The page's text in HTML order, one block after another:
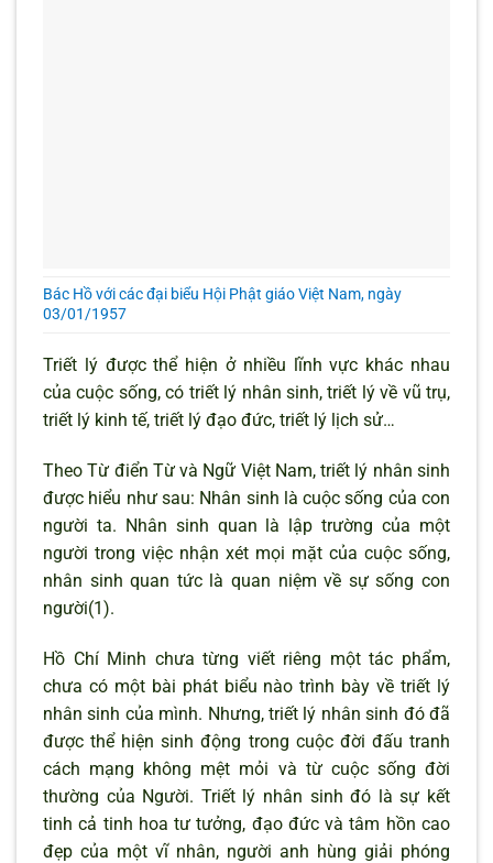
Bác Hồ với các đại biểu Hội Phật giáo Việt Nam, ngày
03/01/1957
Triết lý được thể hiện ở nhiều lĩnh vực khác nhau
của cuộc sống, có triết lý nhân sinh, triết lý về vũ trụ,
triết lý kinh tế, triết lý đạo đức, triết lý lịch sử…
Theo Từ điển Từ và Ngữ Việt Nam, triết lý nhân sinh
được hiểu như sau: Nhân sinh là cuộc sống của con
người ta. Nhân sinh quan là lập trường của một
người trong việc nhận xét mọi mặt của cuộc sống,
nhân sinh quan tức là quan niệm về sự sống con
người(1).
Hồ Chí Minh chưa từng viết riêng một tác phẩm,
chưa có một bài phát biểu nào trình bày về triết lý
nhân sinh của mình. Nhưng, triết lý nhân sinh đó đã
được thể hiện sinh động trong cuộc đời đấu tranh
cách mạng không mệt mỏi và từ cuộc sống đời
thường của Người. Triết lý nhân sinh đó là sự kết
tinh cả tinh hoa tư tưởng, đạo đức và tâm hồn cao
đẹp của một vĩ nhân, người anh hùng giải phóng